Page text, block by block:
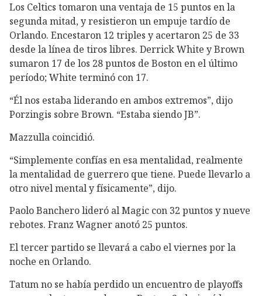
Los Celtics tomaron una ventaja de 15 puntos en la
segunda mitad, y resistieron un empuje tardío de
Orlando. Encestaron 12 triples y acertaron 25 de 33
desde la línea de tiros libres. Derrick White y Brown
sumaron 17 de los 28 puntos de Boston en el último
período; White terminó con 17.
“Él nos estaba liderando en ambos extremos”, dijo
Porzingis sobre Brown. “Estaba siendo JB”.
Mazzulla coincidió.
“Simplemente confías en esa mentalidad, realmente
la mentalidad de guerrero que tiene. Puede llevarlo a
otro nivel mental y físicamente”, dijo.
Paolo Banchero lideró al Magic con 32 puntos y nueve
rebotes. Franz Wagner anotó 25 puntos.
El tercer partido se llevará a cabo el viernes por la
noche en Orlando.
Tatum no se había perdido un encuentro de playoffs